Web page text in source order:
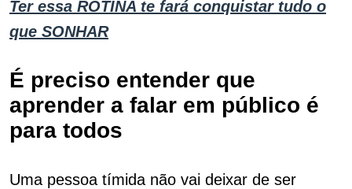
Ter essa ROTINA te fará conquistar tudo o
que SONHAR
É preciso entender que
aprender a falar em público é
para todos
Uma pessoa tímida não vai deixar de ser